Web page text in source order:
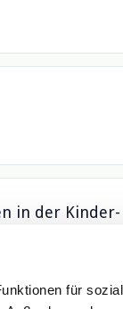
für
in der